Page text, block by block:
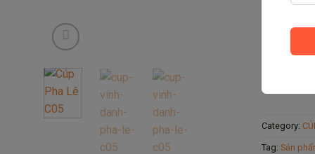
Sản
Category:
Tag: Sản